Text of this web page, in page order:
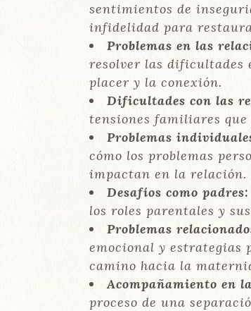
sentimientos de
infidelidad para
Problemas en las
resolver las
placer y la conexión.
Dificultades con las
tensiones familiares
Problemas
cómo los problemas
impactan en la relación.
Desafíos como padres:
los roles parentales y
Problemas
emocional y
camino hacia la
Acompañamiento en
proceso de una